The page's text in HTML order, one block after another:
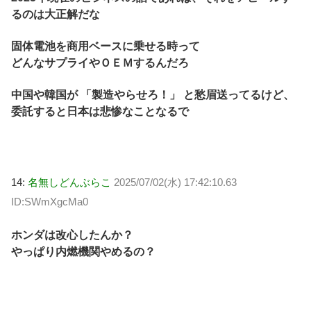
るのは大正解だな
固体電池を商用ベースに乗せる時って
どんなサプライやＯＥＭするんだろ
中国や韓国が 「製造やらせろ！」 と愁眉送ってるけど、
委託すると日本は悲惨なことなるで
14: 名無しどんぶらこ 2025/07/02(水) 17:42:10.63
ID:SWmXgcMa0
ホンダは改心したんか？
やっぱり内燃機関やめるの？